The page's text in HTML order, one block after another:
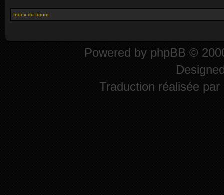
Index du forum
Powered by phpBB ©
Traduction réalisée par